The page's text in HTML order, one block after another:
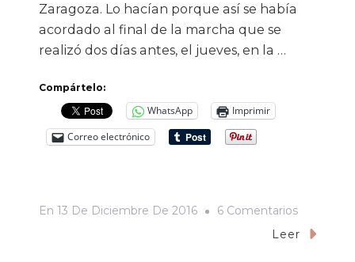
Zaragoza. Lo hacían porque así se había
acordado al final de la marcha que se
realizó dos días antes, el jueves, en la …
Compártelo:
WhatsApp
Imprimir
Correo electrónico
En 13 De Diciembre De 2016 6 ComentariosEn
Menos
Leer